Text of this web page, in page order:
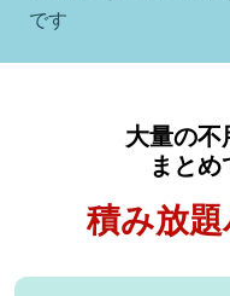
です
⼤量の
まと
積み放